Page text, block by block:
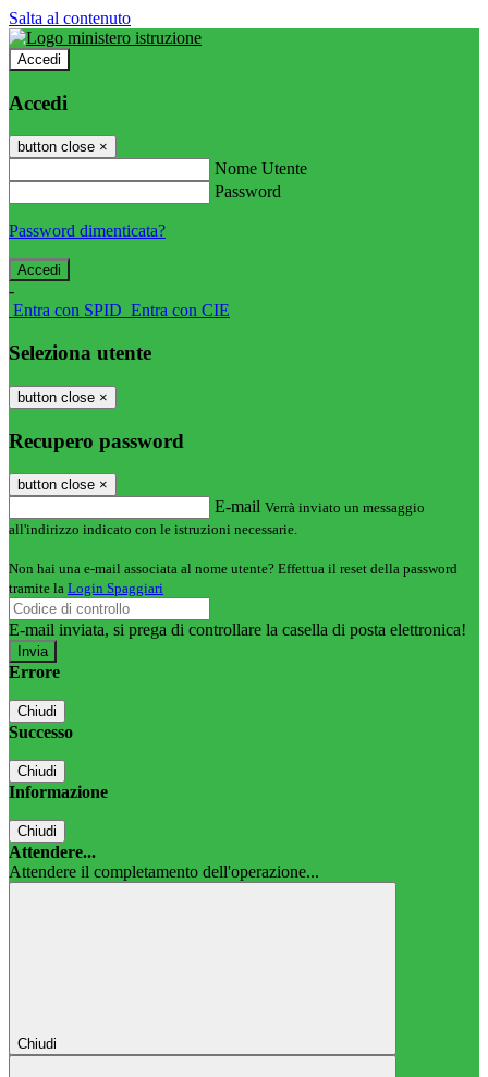
Salta al contenuto
Accedi
Accedi
button close ×
Nome Utente
Password
Password dimenticata?
-
Entra con SPID Entra con CIE
Seleziona utente
button close ×
Recupero password
button close ×
E-mail Verrà inviato un messaggio
all'indirizzo indicato con le istruzioni necessarie.
Non hai una e-mail associata al nome utente? Effettua il reset della password
tramite la Login Spaggiari
E-mail inviata, si prega di controllare la casella di posta elettronica!
Errore
Chiudi
Successo
Chiudi
Informazione
Chiudi
Attendere...
Attendere il completamento dell'operazione...
Chiudi